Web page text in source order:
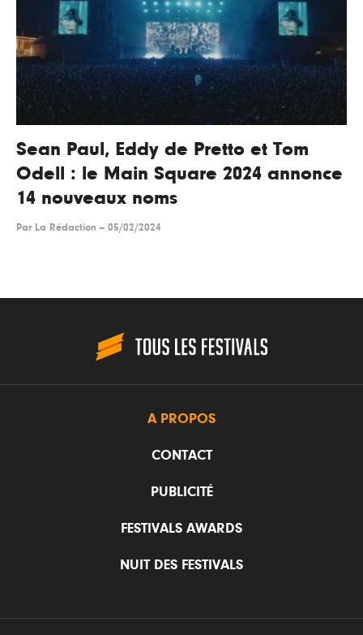
Sean Paul, Eddy de Pretto et Tom
Odell : le Main Square 2024 annonce
14 nouveaux noms
Par La Rédaction -- 05/02/2024
A PROPOS
CONTACT
PUBLICITÉ
FESTIVALS AWARDS
NUIT DES FESTIVALS